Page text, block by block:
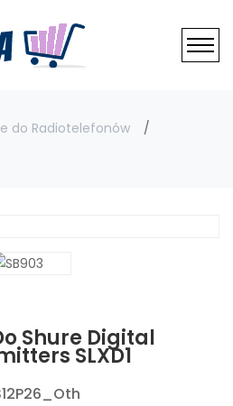
do Radiotelefonów
Shure Digital
SLXD1